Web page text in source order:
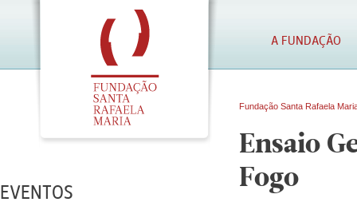
A FUNDAÇÃO
Fundação Santa Rafaela
Ensaio
Fogo
EVENTOS